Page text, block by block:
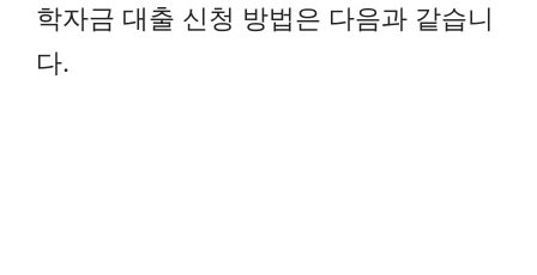
학자금 대출 신청 방법은 다음과 같습니
다.